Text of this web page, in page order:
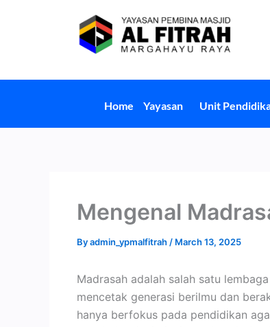
Home Yayasan Unit
Mengenal
Byadmin_ypmalfitrah / March 13, 2025
Madrasah adalah salah satu
mencetak generasi berilmu dan
hanya berfokus pada pendidikan